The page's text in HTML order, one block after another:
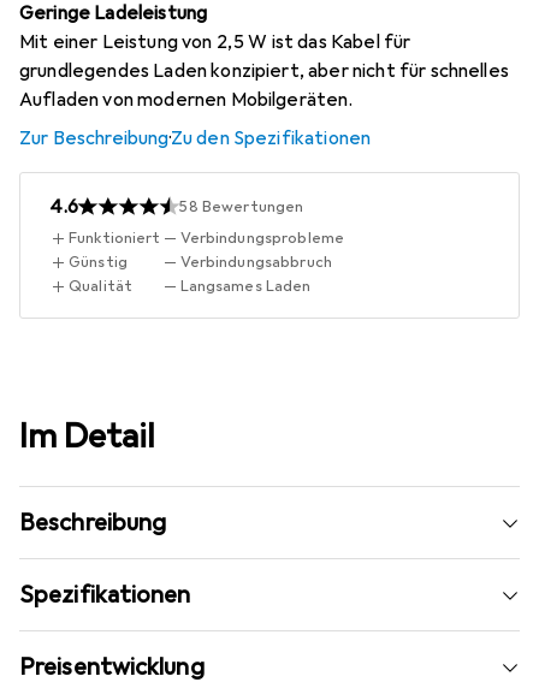
Geringe Ladeleistung
Mit einer Leistung von 2,5 W ist das Kabel für
grundlegendes Laden konzipiert, aber nicht für schnelles
Aufladen von modernen Mobilgeräten.
Zur Beschreibung·Zu den Spezifikationen
4.6 58 Bewertungen
Funktioniert
Günstig
Qualität
Verbindungsprobleme
Verbindungsabbruch
Langsames Laden
Im Detail
Beschreibung
Spezifikationen
Preisentwicklung